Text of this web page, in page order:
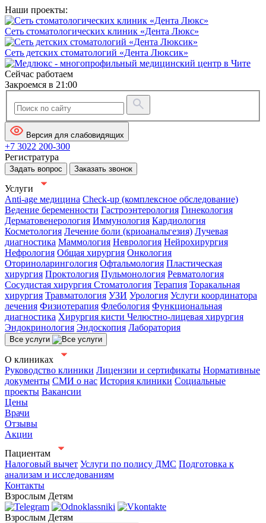
Наши проекты:
Сеть стоматологических клиник «Дента Люкс»
Сеть детских стоматологий «Дента Люксик»
Сейчас работаем
Закроемся в 21:00
Версия для слабовидящих
+7 3022 200-300
Регистратура
Задать вопрос Заказать звонок
Услуги
Anti-age медицина Check-up (комплексное обследование)
Ведение беременности Гастроэнтерология Гинекология
Дерматовенерология Иммунология Кардиология
Косметология Лечение боли (криоанальгезия) Лучевая
диагностика Маммология Неврология Нейрохирургия
Нефрология Общая хирургия Онкология
Оториноларингология Офтальмология Пластическая
хирургия Проктология Пульмонология Ревматология
Сосудистая хирургия Стоматология Терапия Торакальная
хирургия Травматология УЗИ Урология Услуги координатора
лечения Физиотерапия Флебология Функциональная
диагностика Хирургия кисти Челюстно-лицевая хирургия
Эндокринология Эндоскопия Лаборатория
Все услуги
О клиниках
Руководство клиники Лицензии и сертификаты Нормативные
документы СМИ о нас История клиники Социальные
проекты Вакансии
Цены
Врачи
Отзывы
Акции
Пациентам
Налоговый вычет Услуги по полису ДМС Подготовка к
анализам и исследованиям
Контакты
Взрослым Детям
Взрослым Детям